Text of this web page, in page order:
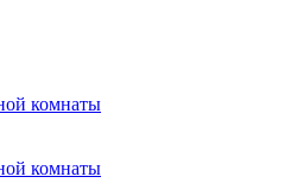
комнаты
комнаты